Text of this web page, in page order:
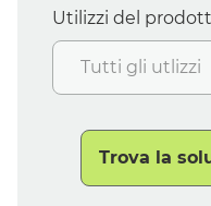
Utilizzi del
Tutti gli utlizzi
Trova la